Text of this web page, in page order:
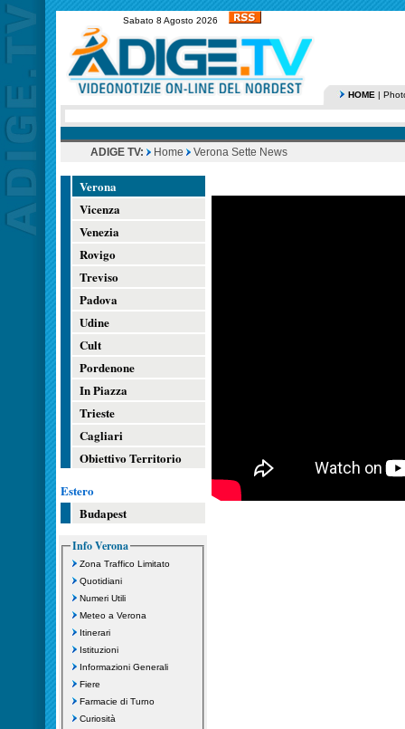
Sabato 8 Agosto 2026
HOME |
ADIGE TV: Home Verona Sette News
Verona
Vicenza
Venezia
Rovigo
Treviso
Padova
Udine
Cult
Pordenone
In Piazza
Trieste
Cagliari
Obiettivo Territorio
Estero
Budapest
Info Verona
Zona Traffico Limitato
Quotidiani
Numeri Utili
Meteo a Verona
Itinerari
Istituzioni
Informazioni Generali
Fiere
Farmacie di Turno
Curiosità